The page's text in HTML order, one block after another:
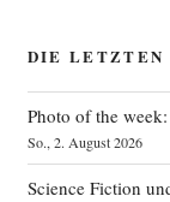
DIE LETZTEN
Photo of the
So., 2. August 2026
Science Fiction